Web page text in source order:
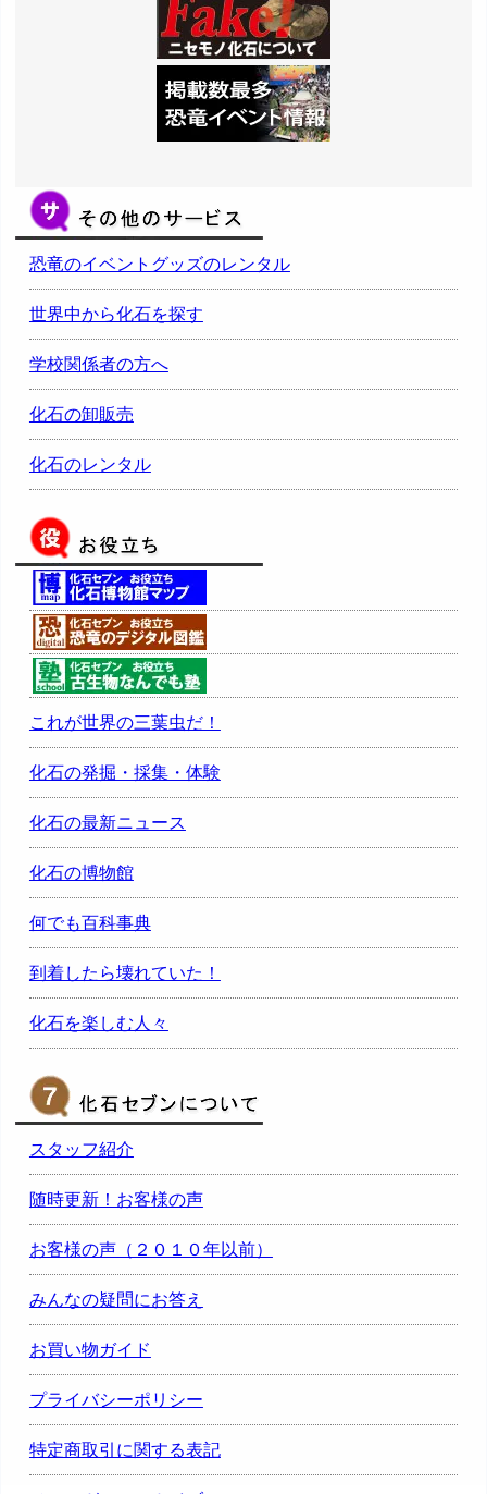
恐竜のイベントグッズのレンタル
世界中から化石を探す
学校関係者の方へ
化石の卸販売
化石のレンタル
これが世界の三葉虫だ！
化石の発掘・採集・体験
化石の最新ニュース
化石の博物館
何でも百科事典
到着したら壊れていた！
化石を楽しむ人々
スタッフ紹介
随時更新！お客様の声
お客様の声（２０１０年以前）
みんなの疑問にお答え
お買い物ガイド
プライバシーポリシー
特定商取引に関する表記